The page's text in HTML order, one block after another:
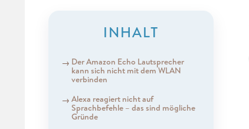
INHALT
Der Amazon Echo Lautsprecher
kann sich nicht mit dem WLAN
verbinden
Alexa reagiert nicht auf
Sprachbefehle – das sind mögliche
Gründe